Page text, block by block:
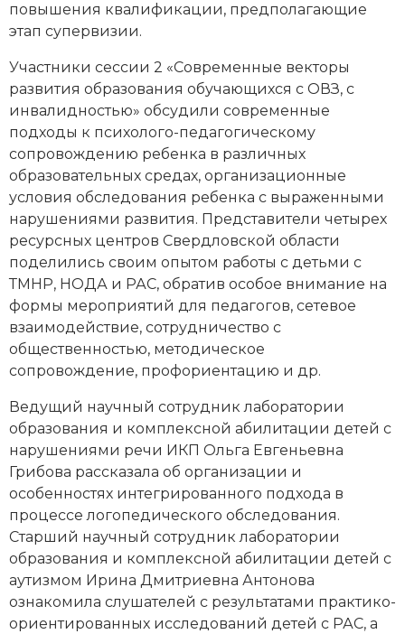
повышения квалификации, предполагающие
этап супервизии.
Участники сессии 2 «Современные векторы
развития образования обучающихся с ОВЗ, с
инвалидностью» обсудили современные
подходы к психолого-педагогическому
сопровождению ребенка в различных
образовательных средах, организационные
условия обследования ребенка с выраженными
нарушениями развития. Представители четырех
ресурсных центров Свердловской области
поделились своим опытом работы с детьми с
ТМНР, НОДА и РАС, обратив особое внимание на
формы мероприятий для педагогов, сетевое
взаимодействие, сотрудничество с
общественностью, методическое
сопровождение, профориентацию и др.
Ведущий научный сотрудник лаборатории
образования и комплексной абилитации детей с
нарушениями речи ИКП Ольга Евгеньевна
Грибова рассказала об организации и
особенностях интегрированного подхода в
процессе логопедического обследования.
Старший научный сотрудник лаборатории
образования и комплексной абилитации детей с
аутизмом Ирина Дмитриевна Антонова
ознакомила слушателей с результатами практико-
ориентированных исследований детей с РАС, а